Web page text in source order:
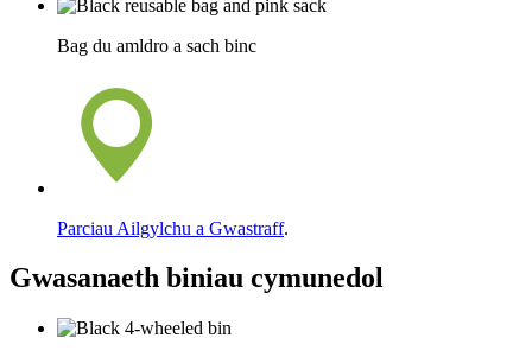
Bag du amldro a sach binc
Parciau Ailgylchu a Gwastraff.
Gwasanaeth biniau cymunedol